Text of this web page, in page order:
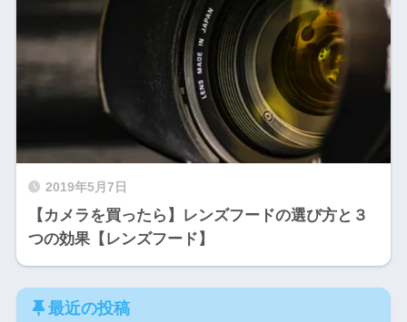
2019年5月7日
【カメラを買ったら】レンズフードの選び方と３
つの効果【レンズフード】
最近の投稿